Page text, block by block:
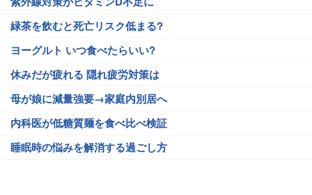
緑茶を飲むと死亡リスク低まる?
ヨーグルト いつ食べたらいい?
休みだが疲れる 隠れ疲労対策は
母が娘に減量強要→家庭内別居へ
内科医が低糖質麺を食べ比べ検証
睡眠時の悩みを解消する過ごし方